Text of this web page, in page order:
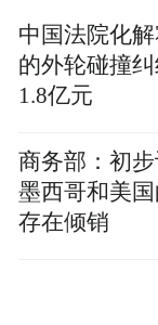
中国法院化
的外轮碰撞
1.8亿元
商务部：初
墨西哥和美
存在倾销